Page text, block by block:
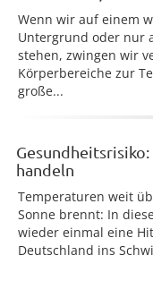
Wenn wir auf einem
Untergrund oder nur
stehen, zwingen wir
Körperbereiche zur
große...
handeln
Temperaturen weit
Sonne brennt: In
wieder einmal eine
Deutschland ins